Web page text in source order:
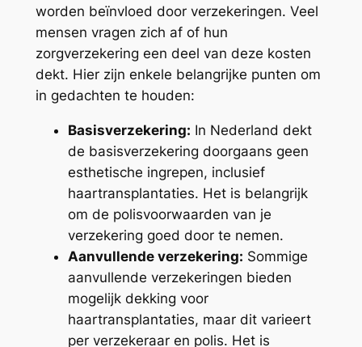
worden beïnvloed door verzekeringen. Veel
mensen vragen zich af of hun
zorgverzekering een deel van deze kosten
dekt. Hier zijn enkele belangrijke punten om
in gedachten te houden:
Basisverzekering: In Nederland dekt
de basisverzekering doorgaans geen
esthetische ingrepen, inclusief
haartransplantaties. Het is belangrijk
om de polisvoorwaarden van je
verzekering goed door te nemen.
Aanvullende verzekering: Sommige
aanvullende verzekeringen bieden
mogelijk dekking voor
haartransplantaties, maar dit varieert
per verzekeraar en polis. Het is